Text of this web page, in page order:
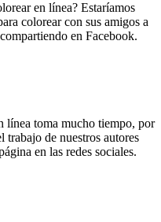
en línea? Estaríamos
colorear con sus amigos a
en Facebook.
línea toma mucho tiempo, por
trabajo de nuestros autores
en las redes sociales.